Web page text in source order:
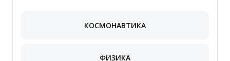
КОСМОНАВТИКА
ФИЗИКА